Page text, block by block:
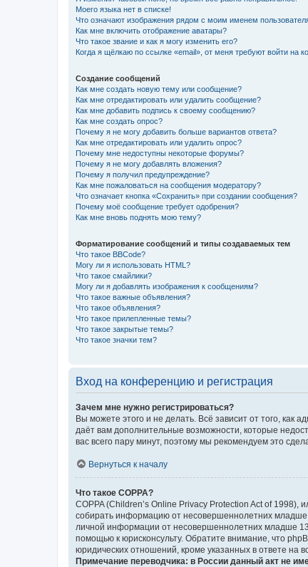
Моего языка нет в списке!
Что означают изображения рядом с моим именем
Как мне включить отображение аватары?
Что такое звание и как я могу изменить его?
Когда я щёлкаю по ссылке «email», от меня требуют войти на
Создание сообщений
Как мне создать новую тему или сообщение?
Как мне отредактировать или удалить сообщение?
Как мне добавить подпись к своему сообщению?
Как мне создать опрос?
Почему я не могу добавить больше вариантов ответа?
Как мне отредактировать или удалить опрос?
Почему мне недоступны некоторые форумы?
Почему я не могу добавлять вложения?
Почему я получил предупреждение?
Как мне пожаловаться на сообщения модератору?
Что означает кнопка «Сохранить» при создании сообщения?
Почему моё сообщение требует одобрения?
Как мне вновь поднять мою тему?
Форматирование сообщений и типы создаваемых тем
Что такое BBCode?
Могу ли я использовать HTML?
Что такое смайлики?
Могу ли я добавлять изображения к сообщениям?
Что такое важные объявления?
Что такое объявления?
Что такое прилепленные темы?
Что такое закрытые темы?
Что такое значки тем?
Вход на конференцию и регистрация
Зачем мне нужно регистрироваться?
Вы можете этого и не делать. Всё зависит от того,
даёт вам дополнительные возможности, которые
вас всего пару минут, поэтому мы рекомендуем это
Вернуться к началу
Что такое COPPA?
COPPA (Children’s Online Privacy Protection Act of
собирать информацию от несовершеннолетних младше
личной информации от несовершеннолетних младше
помощью к юрисконсульту. Обратите внимание, что
юридических отношений, кроме указанных в ответе на
Примечание переводчика: в России данный акт не